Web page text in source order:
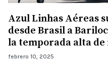
Azul Linhas Aéreas
desde Brasil a
la temporada alta
febrero 10, 2025